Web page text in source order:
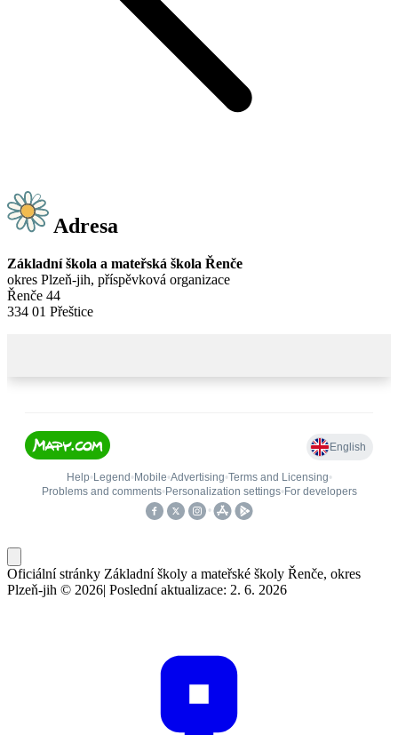
Adresa
Základní škola a mateřská škola Řenče
okres Plzeň-jih, příspěvková organizace
Řenče 44
334 01 Přeštice
Oficiální stránky Základní školy a mateřské školy Řenče, okres
Plzeň-jih © 2026| Poslední aktualizace: 2. 6. 2026